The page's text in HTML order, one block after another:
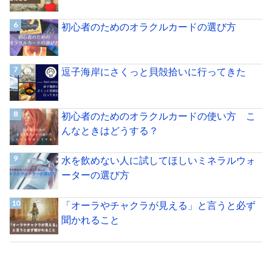
初心者のためのオラクルカードの選び方
逗子海岸にさくっと貝殻拾いに行ってきた
初心者のためのオラクルカードの使い方 こ
んなときはどうする？
水を飲めない人に試してほしいミネラルウォ
ーターの選び方
「オーラやチャクラが見える」と言うと必ず
聞かれること